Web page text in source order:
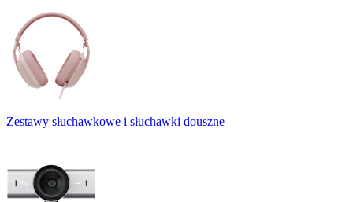
Zestawy słuchawkowe i słuchawki douszne